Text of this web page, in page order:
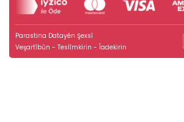
Parastina Datayên Şexsî
Veşartîbûn - Teslîmkirin - Îadekirin